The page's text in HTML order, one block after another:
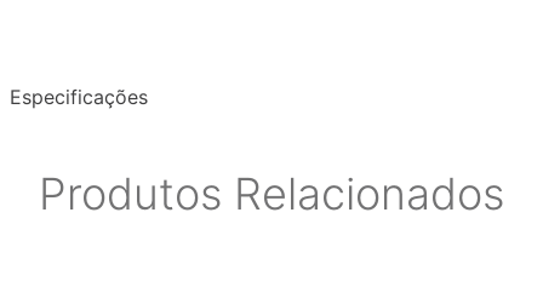
Especificações
Produtos Relacionados